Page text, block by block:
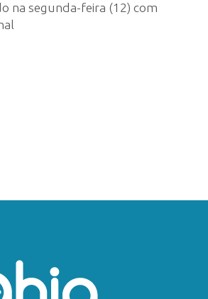
na segunda-feira (12) com